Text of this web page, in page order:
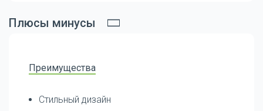
Плюсы минусы
Преимущества
Стильный дизайн